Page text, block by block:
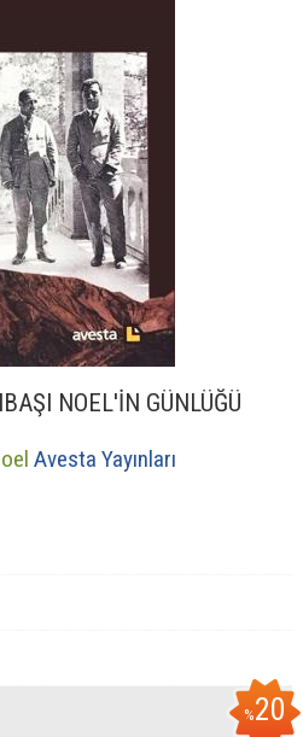
NOEL'İN GÜNLÜĞÜ
Avesta Yayınları
%20